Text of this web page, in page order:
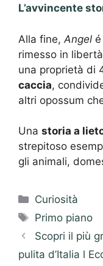
L’avvincente
Alla fine, Angel
rimesso in libertà
una proprietà di
caccia,
altri opossum
Una storia a
strepitoso
gli animali,
Categorie
Curiosità
Tag
Primo piano
Scopri il più
pulita d’Italia l